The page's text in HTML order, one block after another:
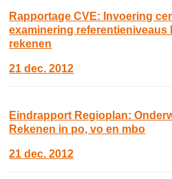
Rapportage CVE: Invoering
examinering referentieniveaus
rekenen
21 dec. 2012
Eindrapport Regioplan:
Rekenen in po, vo en mbo
21 dec. 2012